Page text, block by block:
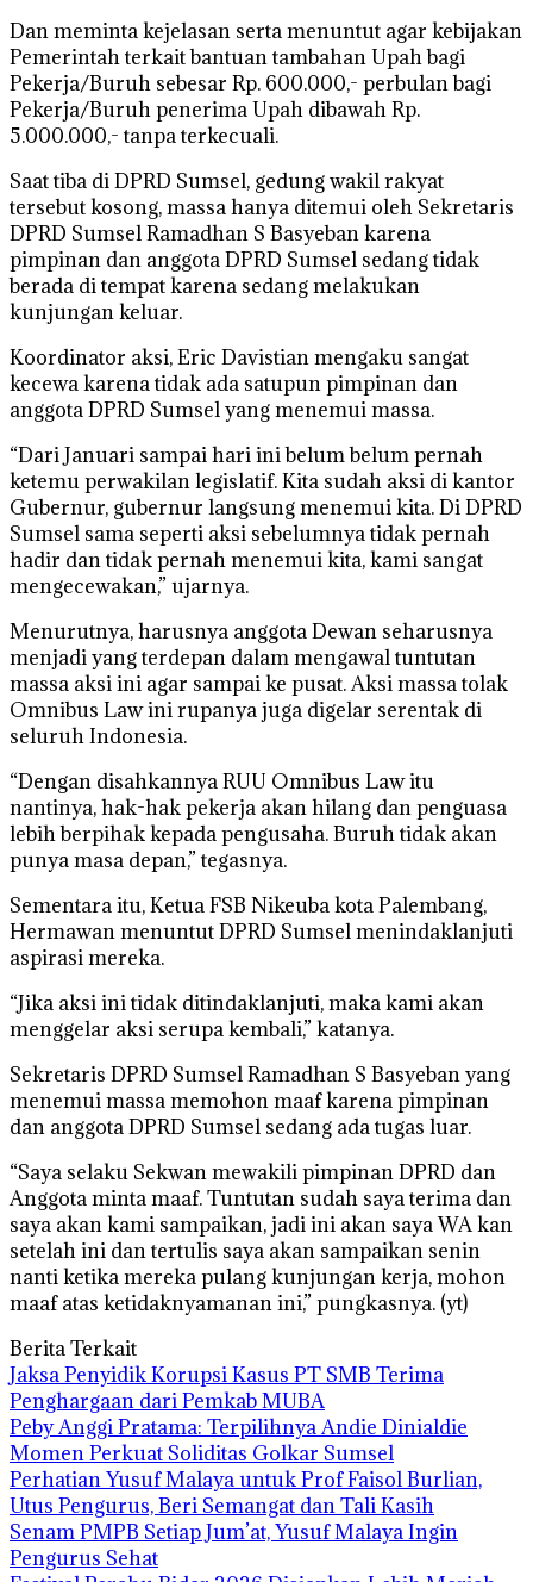
Dan meminta kejelasan serta menuntut agar kebijakan
Pemerintah terkait bantuan tambahan Upah bagi
Pekerja/Buruh sebesar Rp. 600.000,- perbulan bagi
Pekerja/Buruh penerima Upah dibawah Rp.
5.000.000,- tanpa terkecuali.
Saat tiba di DPRD Sumsel, gedung wakil rakyat
tersebut kosong, massa hanya ditemui oleh Sekretaris
DPRD Sumsel Ramadhan S Basyeban karena
pimpinan dan anggota DPRD Sumsel sedang tidak
berada di tempat karena sedang melakukan
kunjungan keluar.
Koordinator aksi, Eric Davistian mengaku sangat
kecewa karena tidak ada satupun pimpinan dan
anggota DPRD Sumsel yang menemui massa.
“Dari Januari sampai hari ini belum belum pernah
ketemu perwakilan legislatif. Kita sudah aksi di kantor
Gubernur, gubernur langsung menemui kita. Di DPRD
Sumsel sama seperti aksi sebelumnya tidak pernah
hadir dan tidak pernah menemui kita, kami sangat
mengecewakan,” ujarnya.
Menurutnya, harusnya anggota Dewan seharusnya
menjadi yang terdepan dalam mengawal tuntutan
massa aksi ini agar sampai ke pusat. Aksi massa tolak
Omnibus Law ini rupanya juga digelar serentak di
seluruh Indonesia.
“Dengan disahkannya RUU Omnibus Law itu
nantinya, hak-hak pekerja akan hilang dan penguasa
lebih berpihak kepada pengusaha. Buruh tidak akan
punya masa depan,” tegasnya.
Sementara itu, Ketua FSB Nikeuba kota Palembang,
Hermawan menuntut DPRD Sumsel menindaklanjuti
aspirasi mereka.
“Jika aksi ini tidak ditindaklanjuti, maka kami akan
menggelar aksi serupa kembali,” katanya.
Sekretaris DPRD Sumsel Ramadhan S Basyeban yang
menemui massa memohon maaf karena pimpinan
dan anggota DPRD Sumsel sedang ada tugas luar.
“Saya selaku Sekwan mewakili pimpinan DPRD dan
Anggota minta maaf. Tuntutan sudah saya terima dan
saya akan kami sampaikan, jadi ini akan saya WA kan
setelah ini dan tertulis saya akan sampaikan senin
nanti ketika mereka pulang kunjungan kerja, mohon
maaf atas ketidaknyamanan ini,” pungkasnya. (yt)
Berita Terkait
Jaksa Penyidik Korupsi Kasus PT SMB Terima
Penghargaan dari Pemkab MUBA
Peby Anggi Pratama: Terpilihnya Andie Dinialdie
Momen Perkuat Soliditas Golkar Sumsel
Perhatian Yusuf Malaya untuk Prof Faisol Burlian,
Utus Pengurus, Beri Semangat dan Tali Kasih
Senam PMPB Setiap Jum’at, Yusuf Malaya Ingin
Pengurus Sehat